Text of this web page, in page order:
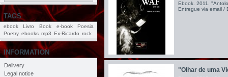
TAGS
ebook Livro Book e-book
Poesia
Poetry ebooks mp3 Ex-Ricardo rock
INFORMATION
Delivery
Legal notice
Ebook. 2011.
Entregue via email /
"Olhar de uma